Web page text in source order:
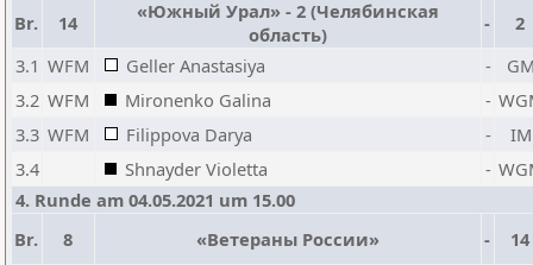
Br. 14
«Южный Урал» - 2 (Челябинская
область)
-
2
3.1 WFM Geller Anastasiya -
3.2 WFM Mironenko Galina -
3.3 WFM Filippova Darya -
IM
3.4
Shnayder Violetta -
4. Runde am 04.05.2021 um 15.00
Br.
8 «Ветераны России» -
14